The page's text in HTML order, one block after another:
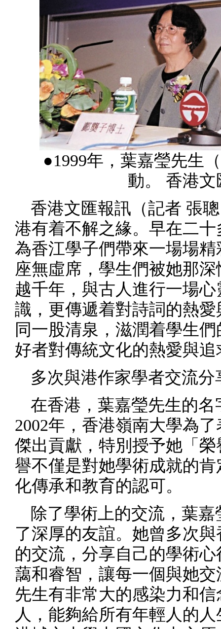
●1999年，葉嘉瑩先生
動。 香港
香港文匯報訊（記者 張
港有着不解之緣。早在二
為香江學子們帶來一場場
座無虛席，學生們被她那
越千年，與古人進行一場
識，更傳遞着對詩詞的熱
同一股清泉，滋潤着學生
好者對傳統文化的熱愛與追
多次與港作家學者交流分
在香港，葉嘉瑩先生的
2002年，香港嶺南大學為
傑出貢獻，特別授予她「
譽不僅是對她學術成就的
化傳承和教育的認可。
除了學術上的交流，葉
了深厚的友誼。她曾多次
的交流，分享自己的學術
藹和睿智，讓每一個與她
先生有非常大的感染力和
人，能夠給所有年輕人的